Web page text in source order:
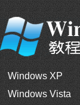
Windows XP
Windows Vista